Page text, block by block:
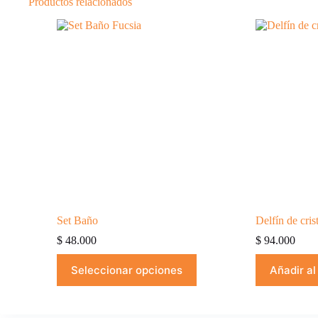
Set Baño
$ 48.000
Seleccionar opciones
producto
tiene
Delfín de
$94.000
Añadir